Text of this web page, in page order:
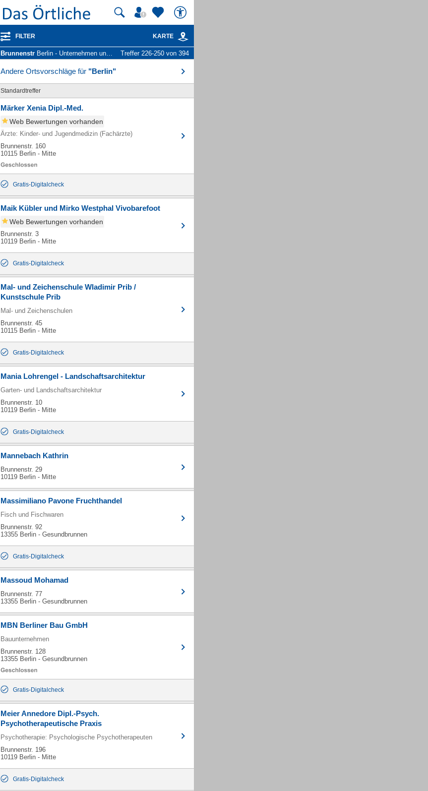
FILTER KARTE
Brunnenstr Berlin - Unternehmen und Personen Treffer 226-250 von 394
Andere Ortsvorschläge für "Berlin"
Standardtreffer
Märker Xenia Dipl.-Med.
Web Bewertungen vorhanden
Ärzte: Kinder- und Jugendmedizin (Fachärzte)
Brunnenstr. 160
10115 Berlin - Mitte
Gratis-Digitalcheck
Maik Kübler und Mirko Westphal Vivobarefoot
Web Bewertungen vorhanden
Brunnenstr. 3
10119 Berlin - Mitte
Gratis-Digitalcheck
Mal- und Zeichenschule Wladimir Prib /
Kunstschule Prib
Mal- und Zeichenschulen
Brunnenstr. 45
10115 Berlin - Mitte
Gratis-Digitalcheck
Mania Lohrengel - Landschaftsarchitektur
Garten- und Landschaftsarchitektur
Brunnenstr. 10
10119 Berlin - Mitte
Gratis-Digitalcheck
Mannebach Kathrin
Brunnenstr. 29
10119 Berlin - Mitte
Massimiliano Pavone Fruchthandel
Fisch und Fischwaren
Brunnenstr. 92
13355 Berlin - Gesundbrunnen
Gratis-Digitalcheck
Massoud Mohamad
Brunnenstr. 77
13355 Berlin - Gesundbrunnen
MBN Berliner Bau GmbH
Bauunternehmen
Brunnenstr. 128
13355 Berlin - Gesundbrunnen
Gratis-Digitalcheck
Meier Annedore Dipl.-Psych.
Psychotherapeutische Praxis
Psychotherapie: Psychologische Psychotherapeuten
Brunnenstr. 196
10119 Berlin - Mitte
Gratis-Digitalcheck